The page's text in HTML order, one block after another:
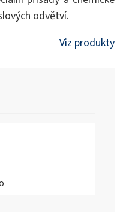
odvětví.
Viz produkty